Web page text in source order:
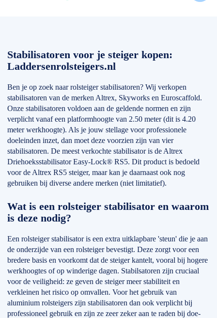
Stabilisatoren voor je steiger kopen:
Laddersenrolsteigers.nl
Ben je op zoek naar rolsteiger stabilisatoren? Wij verkopen
stabilisatoren van de merken Altrex, Skyworks en Euroscaffold.
Onze stabilisatoren voldoen aan de geldende normen en zijn
verplicht vanaf een platformhoogte van 2.50 meter (dit is 4.20
meter werkhoogte). Als je jouw stellage voor professionele
doeleinden inzet, dan moet deze voorzien zijn van vier
stabilisatoren. De meest verkochte stabilisator is de Altrex
Driehoeksstabilisator Easy-Lock® RS5. Dit product is bedoeld
voor de Altrex RS5 steiger, maar kan je daarnaast ook nog
gebruiken bij diverse andere merken (niet limitatief).
Wat is een rolsteiger stabilisator en waarom
is deze nodig?
Een rolsteiger stabilisator is een extra uitklapbare 'steun' die je aan
de onderzijde van een rolsteiger bevestigt. Deze zorgt voor een
bredere basis en voorkomt dat de steiger kantelt, vooral bij hogere
werkhoogtes of op winderige dagen. Stabilsatoren zijn cruciaal
voor de veiligheid: ze geven de steiger meer stabiliteit en
verkleinen het risico op omvallen. Voor het gebruik van
aluminium rolsteigers zijn stabilisatoren dan ook verplicht bij
professioneel gebruik en zijn ze zeer zeker aan te raden bij doe-